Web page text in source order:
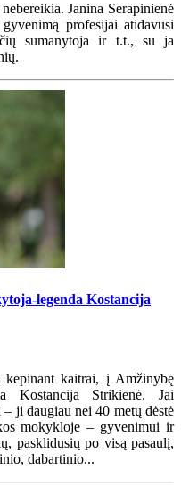
Janina Serapinienė
profesijai atidavusi
sumanytoja ir t.t., su ja
legenda Kostancija
kepinant kaitrai, į Amžinybę
Kostancija Strikienė. Jai
ji daugiau nei 40 metų dėstė
mokykloje – gyvenimui ir
pasklidusių po visą pasaulį,
dabartinio...